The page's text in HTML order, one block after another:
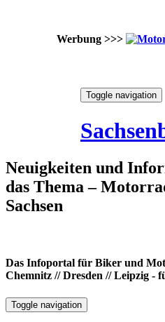
Werbung >>>
Toggle navigation
Neuigkeiten und
das Thema –
Sachsen
Das Infoportal für Biker und
Chemnitz // Dresden // Leipzig -
Toggle navigation